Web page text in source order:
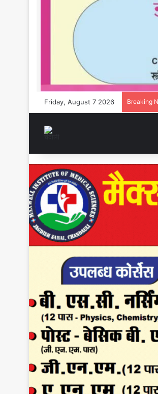
Friday, August 7 2026 Breaking